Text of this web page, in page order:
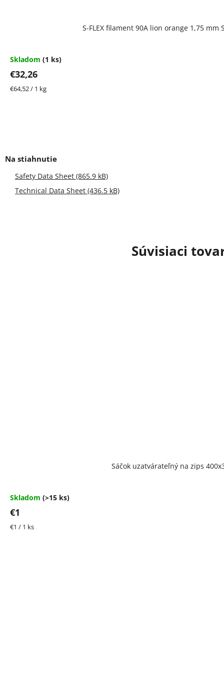
Súvisiaci
Sáčok uzatvárateľný na zips
4,5
5
hviezdičiek.
Skladom (>15 ks)
€1
Jednotková
€1 / 1 ks
S-FLEX filament 90A lion orange 1,75 mm
Skladom (1 ks)
€32,26
Jednotková
€64,52 / 1 kg
Safety Data Sheet (865.9 kB)
Technical Data Sheet (436.5 kB)